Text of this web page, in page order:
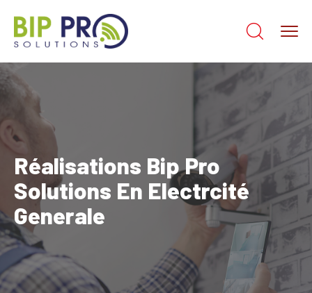
Réalisations Bip Pro
Solutions En Electrcité
Generale